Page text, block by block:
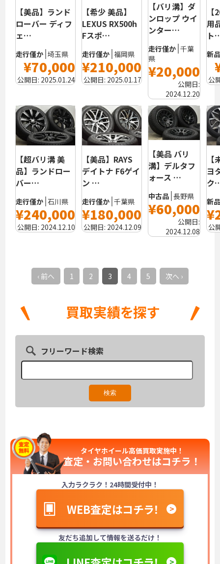
【美品】ランド
ローバー ディフ
ェ…
走行僅か 埼玉県
¥70,000
公開日: 2025.01.24
【希少 美品】
LEXUS RX500h
Fスポ…
走行僅か 福岡県
¥210,000
公開日: 2025.01.17
【バリ溝】ダ
ンロップ ウイ
ンター…
走行僅か 千葉
県
¥20,000
公開日:
2024.12.20
用
ト
新
公
【超バリ溝 美
品】ランドロー
バー…
走行僅か 石川県
¥240,000
公開日: 2024.12.10
【美品】RAYS
デイトナ F6ゲイ
ン …
走行僅か 千葉県
¥180,000
公開日: 2024.12.09
【美品 バリ
溝】デルタフ
ォース …
中古品 長野県
¥60,000
公開日:
2024.12.08
ヨ
ク
新
公
‹ 前へ 1 2 3 4 5 次へ ›
フリーワード検索
タイヤホイール高価買取実施中！
査定・お問い合わせはコチラ！
入力ラクラク！24時間受付中！
WEB査定はコチラ！
友だち追加して情報を送るだけ！